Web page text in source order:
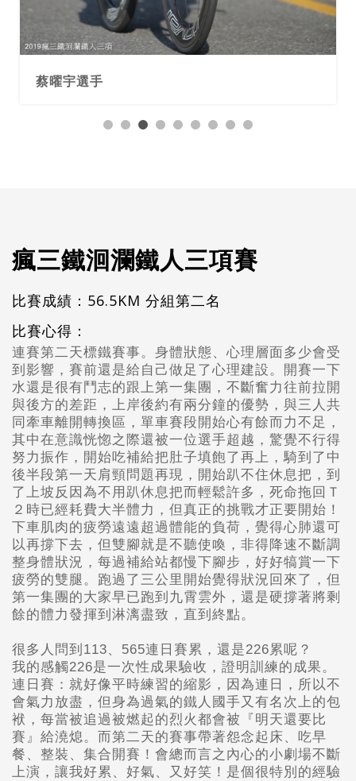
蔡曜宇選手
瘋三鐵洄瀾鐵人三項賽
比賽成績：56.5KM 分組第二名
比賽心得：
連賽第二天標鐵賽事。身體狀態、心理層面多少會受
到影響，賽前還是給自己做足了心理建設。開賽一下
水還是很有鬥志的跟上第一集團，不斷奮力往前拉開
與後方的差距，上岸後約有兩分鐘的優勢，與三人共
同牽車離開轉換區，單車賽段開始心有餘而力不足，
其中在意識恍惚之際還被一位選手超越，驚覺不行得
努力振作，開始吃補給把肚子填飽了再上，騎到了中
後半段第一天肩頸問題再現，開始趴不住休息把，到
了上坡反因為不用趴休息把而輕鬆許多，死命拖回Ｔ
２時已經耗費大半體力，但真正的挑戰才正要開始！
下車肌肉的疲勞遠遠超過體能的負荷，覺得心肺還可
以再撐下去，但雙腳就是不聽使喚，非得降速不斷調
整身體狀況，每過補給站都慢下腳步，好好犒賞一下
疲勞的雙腿。跑過了三公里開始覺得狀況回來了，但
第一集團的大家早已跑到九霄雲外，還是硬撐著將剩
餘的體力發揮到淋漓盡致，直到終點。
很多人問到113、565連日賽累，還是226累呢？
我的感觸226是一次性成果驗收，證明訓練的成果。
連日賽：就好像平時練習的縮影，因為連日，所以不
會氣力放盡，但身為過氣的鐵人國手又有名次上的包
袱，每當被追過被燃起的烈火都會被『明天還要比
賽』給澆熄。而第二天的賽事帶著怨念起床、吃早
餐、整裝、集合開賽！會總而言之內心的小劇場不斷
上演，讓我好累、好氣、又好笑！是個很特別的經驗